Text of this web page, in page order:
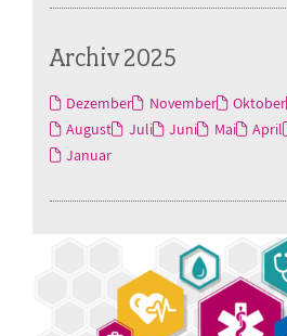
Archiv 2025
Dezember November Oktober
August
Juli Juni Mai April
Januar